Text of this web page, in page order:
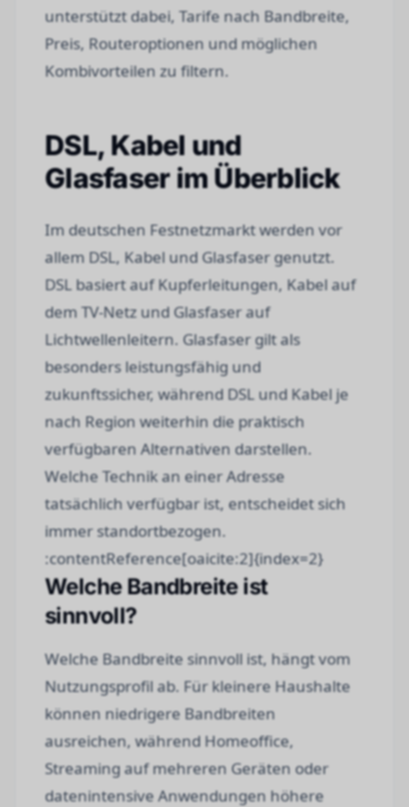
unterstützt dabei, Tarife nach Bandbreite,
Preis, Routeroptionen und möglichen
Kombivorteilen zu filtern.
DSL, Kabel und
Glasfaser im Überblick
Im deutschen Festnetzmarkt werden vor
allem DSL, Kabel und Glasfaser genutzt.
DSL basiert auf Kupferleitungen, Kabel auf
dem TV-Netz und Glasfaser auf
Lichtwellenleitern. Glasfaser gilt als
besonders leistungsfähig und
zukunftssicher, während DSL und Kabel je
nach Region weiterhin die praktisch
verfügbaren Alternativen darstellen.
Welche Technik an einer Adresse
tatsächlich verfügbar ist, entscheidet sich
immer standortbezogen.
:contentReference[oaicite:2]{index=2}
Welche Bandbreite ist
sinnvoll?
Welche Bandbreite sinnvoll ist, hängt vom
Nutzungsprofil ab. Für kleinere Haushalte
können niedrigere Bandbreiten
ausreichen, während Homeoffice,
Streaming auf mehreren Geräten oder
datenintensive Anwendungen höhere